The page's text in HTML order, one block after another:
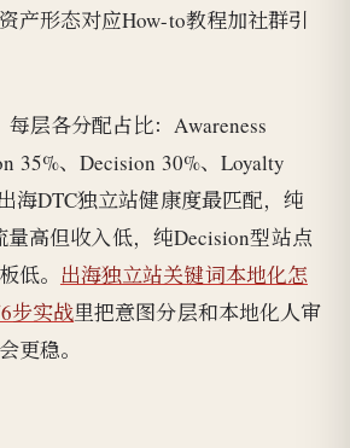
产形态对应How-to教程加社群引
层各分配占比：Awareness
35%、Decision 30%、Loyalty
海DTC独立站健康度最匹配，纯
量高但收入低，纯Decision型站点
低。 出海独立站关键词本地化怎
步实战里把意图分层和本地化人审
更稳。